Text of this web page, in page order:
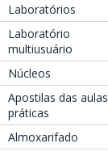
Laboratórios
Laboratório
multiusuário
Núcleos
Apostilas das aulas
práticas
Almoxarifado